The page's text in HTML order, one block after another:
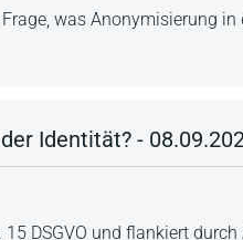
was Anonymisierung in
Identität? -
DSGVO und flankiert